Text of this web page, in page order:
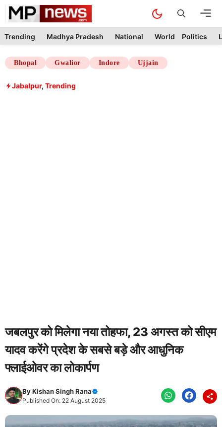
Skip
content
Trending Madhya Pradesh National World Politics
Bhopal Gwalior Indore Ujjain
Jabalpur, Trending
जबलपुर को मिलेगा नया तोहफा, 23 अगस्त को सीएम
यादव करेंगे प्रदेश के सबसे बड़े और आधुनिक
फ्लाईओवर का लोकार्पण
ByKishan Singh Rana
Published On: 22 August 2025